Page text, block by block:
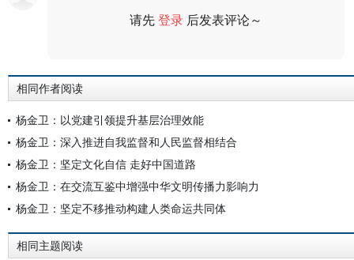
请先登录 后发表评论～
相同作者阅读
杨金卫：以党建引领提升基层治理效能
杨金卫：深入推进自我监督和人民监督相结合
杨金卫：坚定文化自信 走好中国道路
杨金卫：在交流互鉴中增强中华文明传播力影响力
杨金卫：坚定不移推动构建人类命运共同体
相同主题阅读